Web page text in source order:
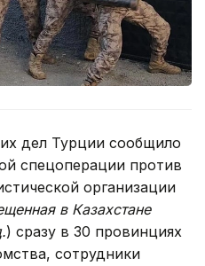
дел Турции сообщило
спецоперации против
организации
в Казахстане
) сразу в 30 провинциях
сотрудники